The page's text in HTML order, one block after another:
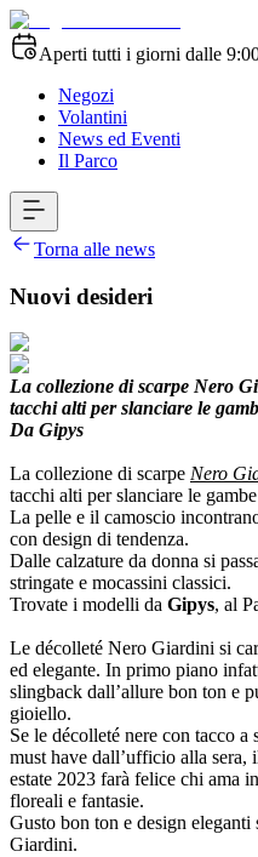
Aperti tutti i giorni dalle
Negozi
Volantini
News ed Eventi
Il Parco
Torna alle news
Nuovi desideri
La collezione di scarpe Nero
tacchi alti per slanciare le
Da Gipys
La collezione di scarpe Nero
tacchi alti per slanciare le
La pelle e il camoscio
con design di tendenza.
Dalle calzature da donna si
stringate e mocassini classici.
Trovate i modelli da Gipys, al
Le décolleté Nero Giardini si
ed elegante. In primo piano
slingback dall’allure bon ton e
gioiello.
Se le décolleté nere con tacco
must have dall’ufficio alla
estate 2023 farà felice chi ama
floreali e fantasie.
Gusto bon ton e design
Giardini.